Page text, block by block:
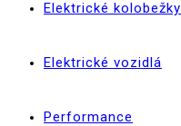
Elektrické kolobežky
Elektrické vozidlá
Performance